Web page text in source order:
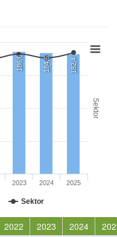
Sektor
186,6 184,6 182,4
Sektor
2023 2024 2025
2022 2023 2024